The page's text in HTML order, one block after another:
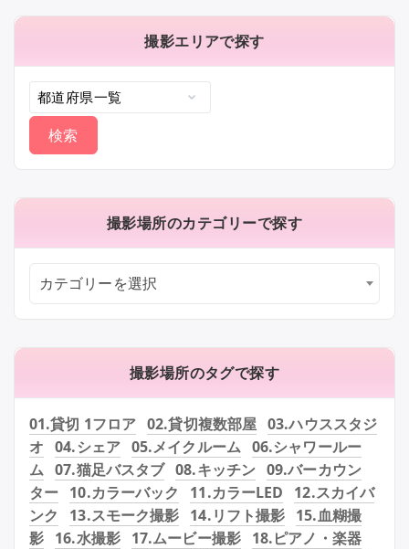
撮影エリアで探す
撮影場所のカテゴリーで探す
カテゴリーを選択
撮影場所のタグで探す
01.貸切 1フロア 02.貸切複数部屋 03.ハウススタジ
オ
04.シェア 05.メイクルーム 06.シャワールー
ム 07.猫足バスタブ 08.キッチン 09.バーカウン
ター 10.カラーバック 11.カラーLED
12.スカイバ
ンク
13.スモーク撮影 14.リフト撮影 15.血糊撮
影 16.水撮影 17.ムービー撮影 18.ピアノ・楽器